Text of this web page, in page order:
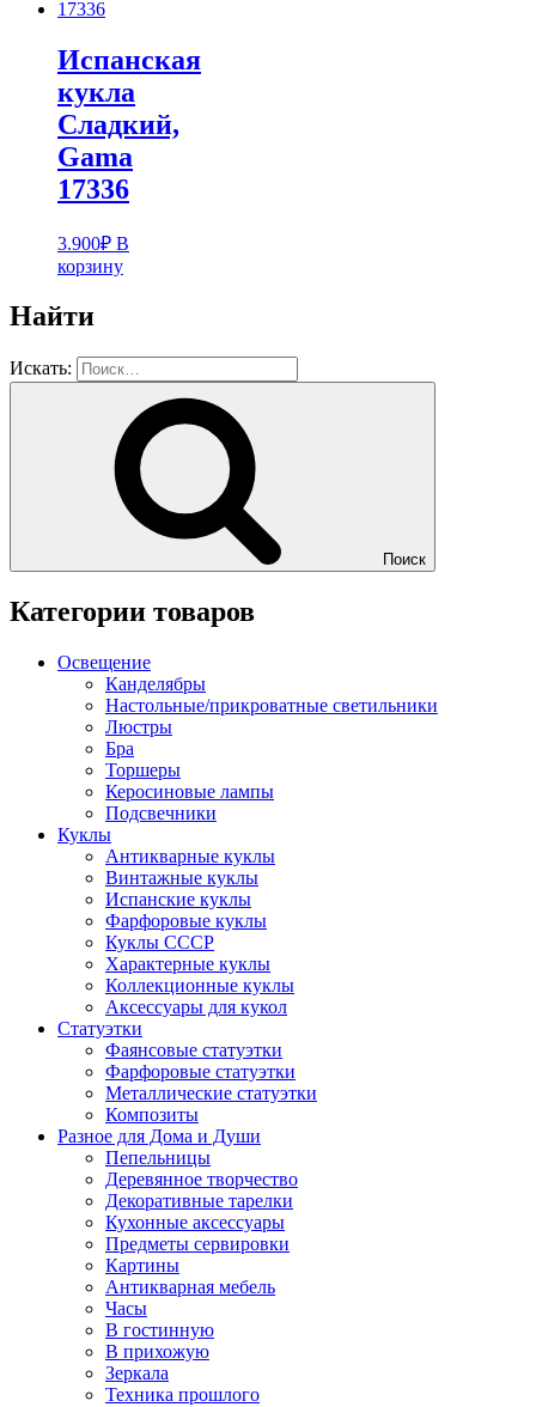
Испанская
кукла
Cладкий,
Gama
17336
3.900₽ В
корзину
Найти
Искать:
Поиск
Категории товаров
Освещение
Канделябры
Настольные/прикроватные светильники
Люстры
Бра
Торшеры
Керосиновые лампы
Подсвечники
Куклы
Антикварные куклы
Винтажные куклы
Испанские куклы
Фарфоровые куклы
Куклы СССР
Характерные куклы
Коллекционные куклы
Аксессуары для кукол
Статуэтки
Фаянсовые статуэтки
Фарфоровые статуэтки
Металлические статуэтки
Композиты
Разное для Дома и Души
Пепельницы
Деревянное творчество
Декоративные тарелки
Кухонные аксессуары
Предметы сервировки
Картины
Антикварная мебель
Часы
В гостинную
В прихожую
Зеркала
Техника прошлого